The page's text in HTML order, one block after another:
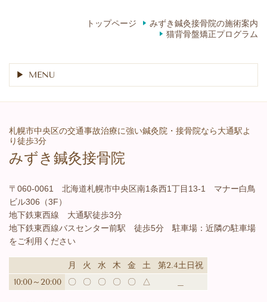
トップページ
みずき鍼灸接骨院の施術案内
猫背骨盤矯正プログラム
MENU
札幌市中央区の交通事故治療に強い鍼灸院・接骨院なら大通駅よ
り徒歩3分
みずき鍼灸接骨院
〒060-0061 北海道札幌市中央区南1条西1丁目13-1 マナー白鳥
ビル306（3F）
地下鉄東西線 大通駅徒歩3分
地下鉄東西線バスセンター前駅 徒歩5分 駐車場：近隣の駐車場
をご利用ください
月 火 水 木 金 土
第2.4土日祝
10:00～20:00
〇 〇 〇 〇 〇 △